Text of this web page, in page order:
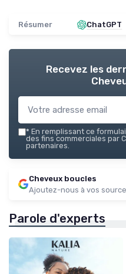
Résumer ChatGPT
Recevez les
* En remplissant ce
des fins commerciales par
partenaires.
Cheveux boucles
Ajoutez-nous à vos
Parole d'experts